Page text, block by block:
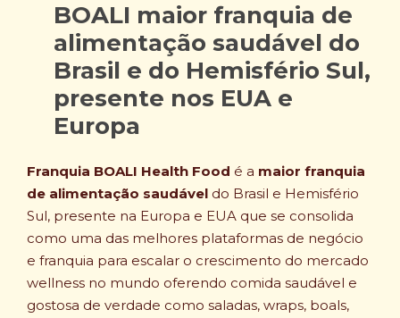
BOALI maior franquia de
alimentação saudável do
Brasil e do Hemisfério Sul,
presente nos EUA e
Europa
Franquia BOALI Health Food é a maior franquia
de alimentação saudável do Brasil e Hemisfério
Sul, presente na Europa e EUA que se consolida
como uma das melhores plataformas de negócio
e franquia para escalar o crescimento do mercado
wellness no mundo oferendo comida saudável e
gostosa de verdade como saladas, wraps, boals,